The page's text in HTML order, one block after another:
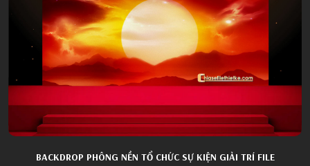
BACKDROP PHÔNG NỀN TỔ CHỨC SỰ KIỆN GIẢI TRÍ FILE